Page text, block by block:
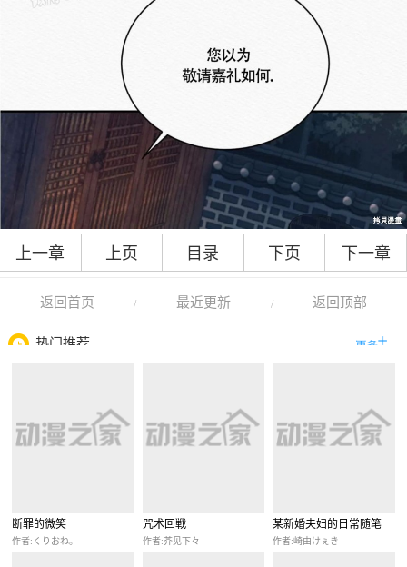
上一章 上页 目录 下页 下一章
返回首页 / 最近更新 / 返回顶部
热门推荐
断罪的微笑
作者:くりおね。
咒术回戦
作者:芥见下々
某新婚夫妇的日常随笔
作者:崎由けぇき